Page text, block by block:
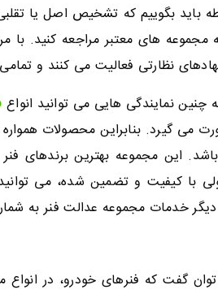
باید بگوییم که تشخیص اصل یا
مجموعه های معتبر مراجعه کنید.
نظارتی فعالیت می کنند و
چنین نمایندگی هایی می توانید انواع
گیرد. بنابراین محصولات
این مجموعه بهترین برندهای
با کیفیت و تضمین شده، می
دیگر خدمات مجموعه عدالت فنر به
گفت که فنرهای خودرو، در